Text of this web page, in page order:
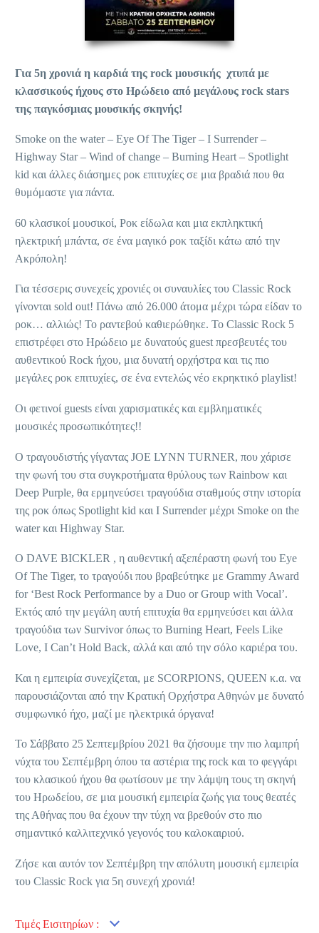
Για 5η χρονιά η καρδιά της rock μουσικής χτυπά με
κλασσικούς ήχους στο Ηρώδειο από μεγάλους rock stars
της παγκόσμιας μουσικής σκηνής!
Smoke on the water – Eye Of The Tiger – I Surrender –
Highway Star – Wind of change – Burning Heart – Spotlight
kid και άλλες διάσημες ροκ επιτυχίες σε μια βραδιά που θα
θυμόμαστε για πάντα.
60 κλασικοί μουσικοί, Ροκ είδωλα και μια εκπληκτική
ηλεκτρική μπάντα, σε ένα μαγικό ροκ ταξίδι κάτω από την
Ακρόπολη!
Για τέσσερις συνεχείς χρονιές οι συναυλίες του Classic Rock
γίνονται sold out! Πάνω από 26.000 άτομα μέχρι τώρα είδαν το
ροκ… αλλιώς! Το ραντεβού καθιερώθηκε. Το Classic Rock 5
επιστρέφει στο Ηρώδειο με δυνατούς guest πρεσβευτές του
αυθεντικού Rock ήχου, μια δυνατή ορχήστρα και τις πιο
μεγάλες ροκ επιτυχίες, σε ένα εντελώς νέο εκρηκτικό playlist!
Οι φετινοί guests είναι χαρισματικές και εμβληματικές
μουσικές προσωπικότητες!!
Ο τραγουδιστής γίγαντας JOE LYNN TURNER, που χάρισε
την φωνή του στα συγκροτήματα θρύλους των Rainbow και
Deep Purple, θα ερμηνεύσει τραγούδια σταθμούς στην ιστορία
της ροκ όπως Spotlight kid και I Surrender μέχρι Smoke on the
water και Highway Star.
O DAVE BICKLER , η αυθεντική αξεπέραστη φωνή του Eye
Of The Tiger, το τραγούδι που βραβεύτηκε με Grammy Award
for ‘Best Rock Performance by a Duo or Group with Vocal’.
Εκτός από την μεγάλη αυτή επιτυχία θα ερμηνεύσει και άλλα
τραγούδια των Survivor όπως το Burning Heart, Feels Like
Love, I Can’t Hold Back, αλλά και από την σόλο καριέρα του.
Και η εμπειρία συνεχίζεται, με SCORPIONS, QUEEN κ.α. να
παρουσιάζονται από την Κρατική Ορχήστρα Αθηνών με δυνατό
συμφωνικό ήχο, μαζί με ηλεκτρικά όργανα!
Το Σάββατο 25 Σεπτεμβρίου 2021 θα ζήσουμε την πιο λαμπρή
νύχτα του Σεπτέμβρη όπου τα αστέρια της rock και το φεγγάρι
του κλασικού ήχου θα φωτίσουν με την λάμψη τους τη σκηνή
του Ηρωδείου, σε μια μουσική εμπειρία ζωής για τους θεατές
της Αθήνας που θα έχουν την τύχη να βρεθούν στο πιο
σημαντικό καλλιτεχνικό γεγονός του καλοκαιριού.
Ζήσε και αυτόν τον Σεπτέμβρη την απόλυτη μουσική εμπειρία
του Classic Rock για 5η συνεχή χρονιά!
Τιμές Εισιτηρίων :